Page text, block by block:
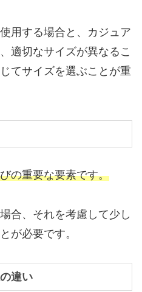
用する場合と、カジュア
適切なサイズが異なるこ
てサイズを選ぶことが重
の重要な要素です。
合、それを考慮して少し
が必要です。
違い